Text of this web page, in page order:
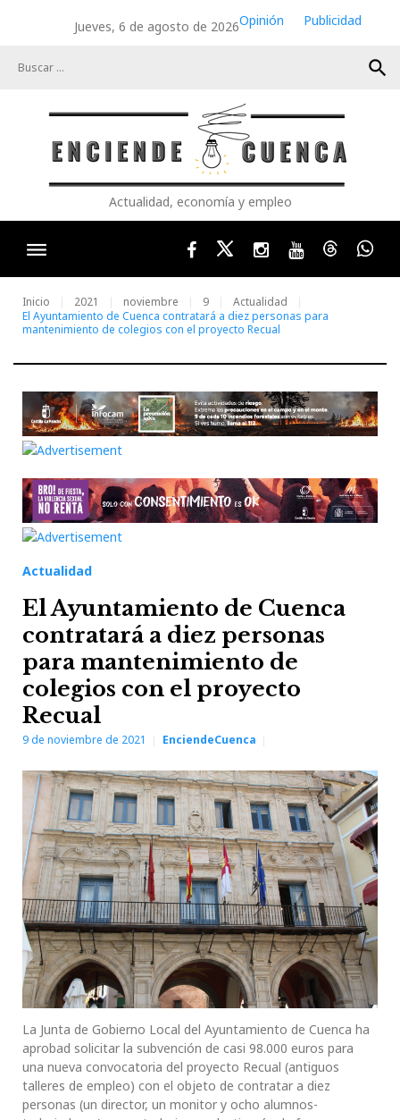
Jueves, 6 de agosto de 2026Opinión
Publicidad
search
Actualidad, economía y empleo
FacebookTwitterInstagram
YoutubeThreads
Inicio 2021 noviembre 9
Actualidad
El Ayuntamiento de Cuenca contratará a diez personas para
mantenimiento de colegios con el proyecto Recual
Actualidad
El Ayuntamiento de Cuenca
contratará a diez personas
para mantenimiento de
colegios con el proyecto
Recual
9 de noviembre de 2021 EnciendeCuenca
La Junta de Gobierno Local del Ayuntamiento de Cuenca ha
aprobad solicitar la subvención de casi 98.000 euros para
una nueva convocatoria del proyecto Recual (antiguos
talleres de empleo) con el objeto de contratar a diez
personas (un director, un monitor y ocho alumnos-